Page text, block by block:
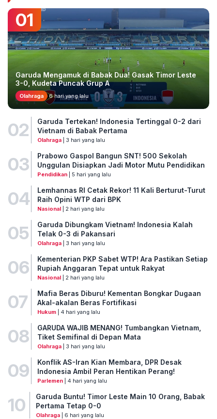
01
Garuda Mengamuk di Babak Dua! Gasak Timor Leste
3-0, Kudeta Puncak Grup A
Olahraga 6 hari yang lalu
02
Garuda Tertekan! Indonesia Tertinggal 0-2 dari
Vietnam di Babak Pertama
Olahraga| 3 hari yang lalu
03
Prabowo Gaspol Bangun SNT! 500 Sekolah
Unggulan Disiapkan Jadi Motor Mutu Pendidikan
Pendidikan| 5 hari yang lalu
04
Lemhannas RI Cetak Rekor! 11 Kali Berturut-Turut
Raih Opini WTP dari BPK
Nasional| 2 hari yang lalu
05
Garuda Dibungkam Vietnam! Indonesia Kalah
Telak 0-3 di Pakansari
Olahraga| 3 hari yang lalu
06
Kementerian PKP Sabet WTP! Ara Pastikan Setiap
Rupiah Anggaran Tepat untuk Rakyat
Nasional| 2 hari yang lalu
07
Mafia Beras Diburu! Kementan Bongkar Dugaan
Akal-akalan Beras Fortifikasi
Hukum| 4 hari yang lalu
08
GARUDA WAJIB MENANG! Tumbangkan Vietnam,
Tiket Semifinal di Depan Mata
Olahraga| 3 hari yang lalu
09
Konflik AS-Iran Kian Membara, DPR Desak
Indonesia Ambil Peran Hentikan Perang!
Parlemen| 4 hari yang lalu
10
Garuda Buntu! Timor Leste Main 10 Orang, Babak
Pertama Tetap 0-0
Olahraga| 6 hari yang lalu